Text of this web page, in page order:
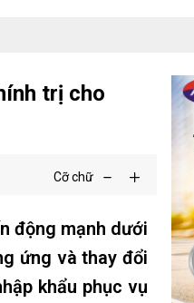
trị cho
Cỡ chữ
động mạnh dưới
ứng và thay đổi
khẩu phục vụ